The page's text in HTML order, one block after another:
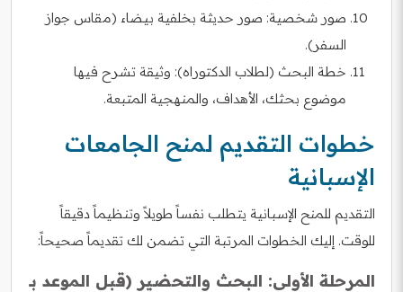
صور شخصية: صور حديثة بخلفية بيضاء (مقاس جواز
السفر).
خطة البحث (لطلاب الدكتوراه): وثيقة تشرح فيها
موضوع بحثك، الأهداف، والمنهجية المتبعة.
خطوات التقديم لمنح الجامعات
الإسبانية
التقديم للمنح الإسبانية يتطلب نفساً طويلاً وتنظيماً دقيقاً
للوقت. إليك الخطوات المرتبة التي تضمن لك تقديماً صحيحاً:
المرحلة الأولى: البحث والتحضير (قبل الموعد بـ